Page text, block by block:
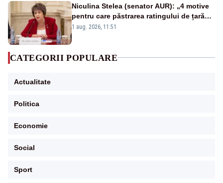
Niculina Stelea (senator AUR): „4 motive
pentru care păstrarea ratingului de țară
nu este o reușită pentru Guvernul
1 aug. 2026, 11:51
CATEGORII POPULARE
Actualitate
Politica
Economie
Social
Sport